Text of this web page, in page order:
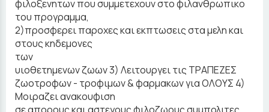
φιλοξενητων που συμμετεχουν στο φιλανθρωπικο
του προγραμμα,
2)προσφερει παροχες και εκπτωσεις στα μελη και
στους κηδεμονες
των
υιοθετημενων ζωων 3) Λειτουργει τις ΤΡΑΠΕΖΕΣ
ζωοτροφων - τροφιμων & φαρμακων για ΟΛΟΥΣ 4)
Μοιραζει ανακουφιση